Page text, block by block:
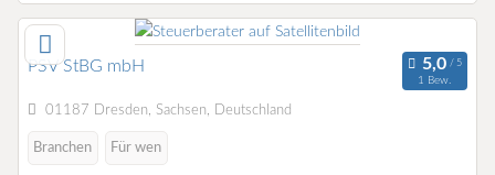
PSV StBG mbH
1 Bew.
01187 Dresden, Sachsen, Deutschland
Branchen Für wen